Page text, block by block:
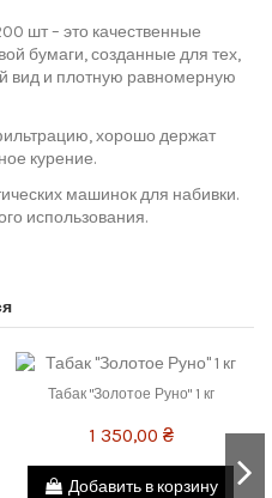
шт – это качественные
бумаги, созданные для тех,
вид и плотную равномерную
хорошо держат
курение.
машинок для набивки.
использования.
Табак "Золотое Руно" 1 кг
1 350,00 ₴
Добавить в корзину